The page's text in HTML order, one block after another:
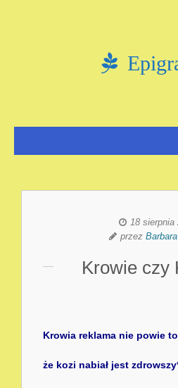
18 sierpnia
przez
Krowie czy
Krowia reklama nie powie
że kozi nabiał jest